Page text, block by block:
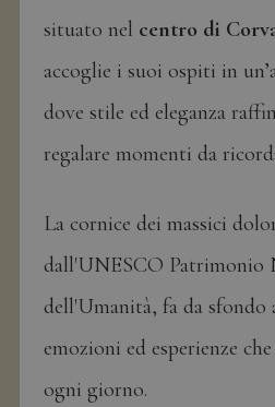
situato nel centro di
accoglie i suoi ospiti in
dove stile ed eleganza
regalare momenti da
La cornice dei massici
dall'UNESCO Patrimonio
dell'Umanità, fa da sfondo
emozioni ed esperienze
ogni giorno.